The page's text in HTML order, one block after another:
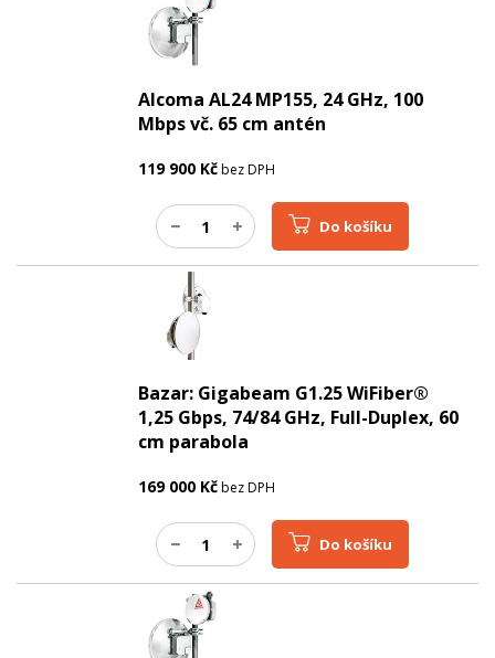
Alcoma AL24 MP155, 24 GHz, 100
Mbps vč. 65 cm antén
119 900 Kčbez DPH
Do košíku
Bazar: Gigabeam G1.25 WiFiber®
1,25 Gbps, 74/84 GHz, Full-Duplex, 60
cm parabola
169 000 Kčbez DPH
Do košíku